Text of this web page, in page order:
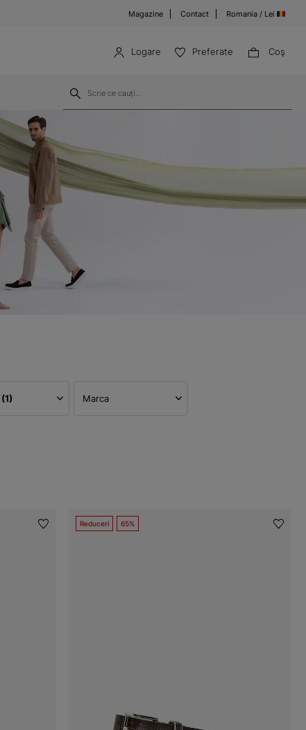
Magazine Contact Romania / Lei
Logare Preferate Coş
(1) Marca
Reduceri 65%